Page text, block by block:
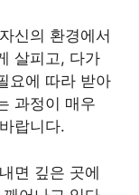
신의 환경에서
살피고, 다가
요에 따라 받아
과정이 매우
랍니다.
면 깊은 곳에